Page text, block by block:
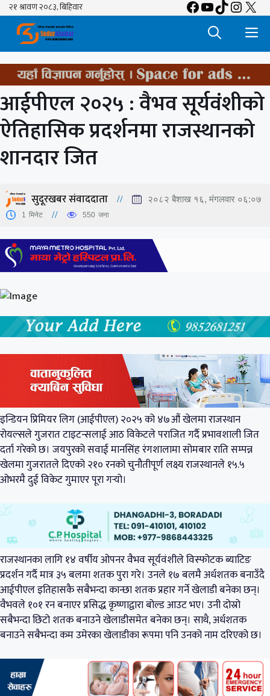
Skip
content
Facebook
YouTube
TikTok
X
आईपीएल २०२५ : वैभव सूर्यवंशीको
ऐतिहासिक प्रदर्शनमा राजस्थानको
शानदार जित
सुदूरखबर संवाददाता २०८२ बैशाख १६, मंगलवार ०६:०७
1 मिनेट 550 जना
इन्डियन प्रिमियर लिग (आईपीएल) २०२५ को ४७औं खेलमा राजस्थान
रोयल्सले गुजरात टाइटन्सलाई आठ विकेटले पराजित गर्दै प्रभावशाली जित
दर्ता गरेको छ। जयपुरको सवाई मानसिंह रंगशालामा सोमबार राति सम्पन्न
खेलमा गुजरातले दिएको २१० रनको चुनौतीपूर्ण लक्ष्य राजस्थानले १५.५
ओभरमै दुई विकेट गुमाएर पूरा गर्‍यो।
राजस्थानका लागि १४ वर्षीय ओपनर वैभव सूर्यवंशीले विस्फोटक ब्याटिङ
प्रदर्शन गर्दै मात्र ३५ बलमा शतक पुरा गरे। उनले १७ बलमै अर्धशतक बनाउँदै
आईपीएल इतिहासकै सबैभन्दा कान्छा शतक प्रहार गर्ने खेलाडी बनेका छन्।
वैभवले १०१ रन बनाएर प्रसिद्ध कृष्णाद्वारा बोल्ड आउट भए। उनी दोस्रो
सबैभन्दा छिटो शतक बनाउने खेलाडीसमेत बनेका छन्। साथै, अर्धशतक
बनाउने सबैभन्दा कम उमेरका खेलाडीका रूपमा पनि उनको नाम दरिएको छ।